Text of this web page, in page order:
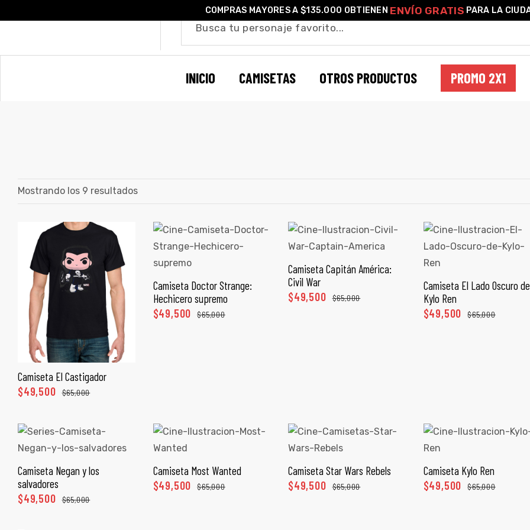
COMPRAS MAYORES A $135.000 OBTIENEN ENVÍO GRATIS PARA LA
INICIO CAMISETAS OTROS PRODUCTOS PROMO 2X1
Mostrando los 9 resultados
Camiseta El Castigador
$65,000
$49,500
Camiseta Doctor Strange:
Hechicero supremo
$65,000
$49,500
SELECCIONAR OPCIONES
Camiseta Capitán América:
Civil War
$65,000
$49,500
SELECCIONAR OPCIONES
Camiseta El Lado Oscuro de
Kylo Ren
$65,000
$49,500
Camiseta Negan y los
salvadores
$65,000
$49,500
Camiseta Most Wanted
$65,000
$49,500
SELECCIONAR OPCIONES
Camiseta Star Wars Rebels
$65,000
$49,500
Camiseta Kylo Ren
$65,000
$49,500
tu
Store